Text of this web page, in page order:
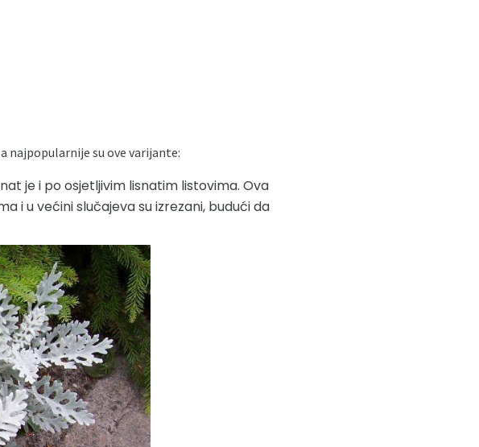
najpopularnije su ove varijante:
je i po osjetljivim lisnatim listovima. Ova
i u većini slučajeva su izrezani, budući da